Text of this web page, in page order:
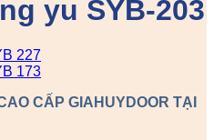
yu SYB-203
CẤP GIAHUYDOOR TẠI